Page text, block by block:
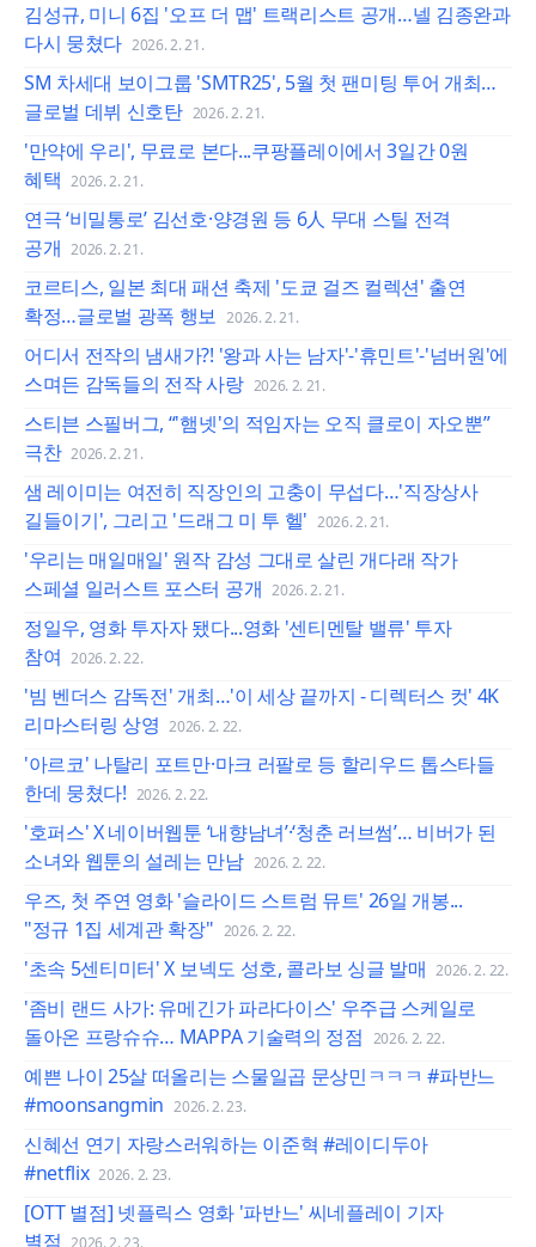
김성규, 미니 6집 '오프 더 맵' 트랙리스트 공개…넬 김종완과
다시 뭉쳤다 2026. 2. 21.
SM 차세대 보이그룹 'SMTR25', 5월 첫 팬미팅 투어 개최…
글로벌 데뷔 신호탄 2026. 2. 21.
'만약에 우리', 무료로 본다...쿠팡플레이에서 3일간 0원
혜택 2026. 2. 21.
연극 ‘비밀통로’ 김선호·양경원 등 6人 무대 스틸 전격
공개 2026. 2. 21.
코르티스, 일본 최대 패션 축제 '도쿄 걸즈 컬렉션' 출연
확정…글로벌 광폭 행보 2026. 2. 21.
어디서 전작의 냄새가?! '왕과 사는 남자'-'휴민트'-'넘버원'에
스며든 감독들의 전작 사랑 2026. 2. 21.
스티븐 스필버그, “'햄넷'의 적임자는 오직 클로이 자오뿐”
극찬 2026. 2. 21.
샘 레이미는 여전히 직장인의 고충이 무섭다…'직장상사
길들이기', 그리고 '드래그 미 투 헬' 2026. 2. 21.
'우리는 매일매일' 원작 감성 그대로 살린 개다래 작가
스페셜 일러스트 포스터 공개 2026. 2. 21.
정일우, 영화 투자자 됐다...영화 '센티멘탈 밸류' 투자
참여 2026. 2. 22.
'빔 벤더스 감독전' 개최…'이 세상 끝까지 - 디렉터스 컷' 4K
리마스터링 상영 2026. 2. 22.
'아르코' 나탈리 포트만·마크 러팔로 등 할리우드 톱스타들
한데 뭉쳤다! 2026. 2. 22.
'호퍼스' X 네이버웹툰 ‘내향남녀’·‘청춘 러브썸’… 비버가 된
소녀와 웹툰의 설레는 만남 2026. 2. 22.
우즈, 첫 주연 영화 '슬라이드 스트럼 뮤트' 26일 개봉...
"정규 1집 세계관 확장" 2026. 2. 22.
'초속 5센티미터' X 보넥도 성호, 콜라보 싱글 발매 2026. 2. 22.
'좀비 랜드 사가: 유메긴가 파라다이스' 우주급 스케일로
돌아온 프랑슈슈… MAPPA 기술력의 정점 2026. 2. 22.
예쁜 나이 25살 떠올리는 스물일곱 문상민ㅋㅋㅋ #파반느
#moonsangmin 2026. 2. 23.
신혜선 연기 자랑스러워하는 이준혁 #레이디두아
#netflix 2026. 2. 23.
[OTT 별점] 넷플릭스 영화 '파반느' 씨네플레이 기자
별점 2026. 2. 23.